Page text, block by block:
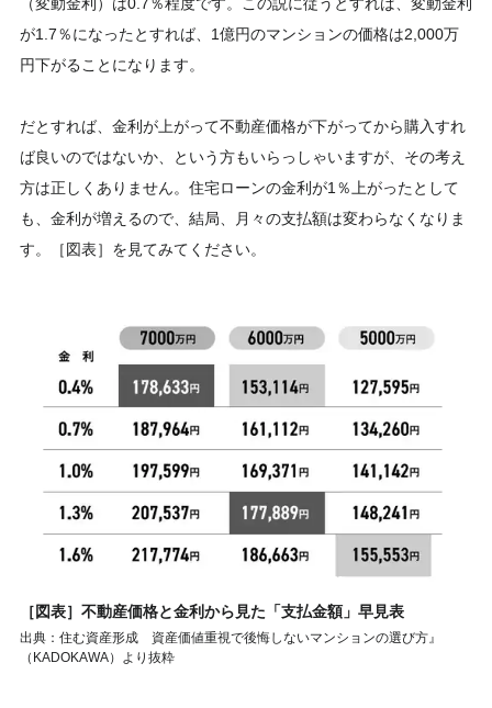
が1.7％になったとすれば、1億円のマンションの価格は2,000万
円下がることになります。
だとすれば、金利が上がって不動産価格が下がってから購入すれ
ば良いのではないか、という方もいらっしゃいますが、その考え
方は正しくありません。住宅ローンの金利が1％上がったとして
も、金利が増えるので、結局、月々の支払額は変わらなくなりま
す。［図表］を見てみてください。
［図表］不動産価格と金利から見た「支払金額」早見表
出典：住む資産形成 資産価値重視で後悔しないマンションの選び方』
（KADOKAWA）より抜粋